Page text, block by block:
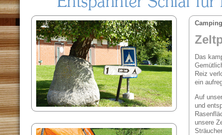
Camping
Das
Reiz
ein
Auf
und
unsere